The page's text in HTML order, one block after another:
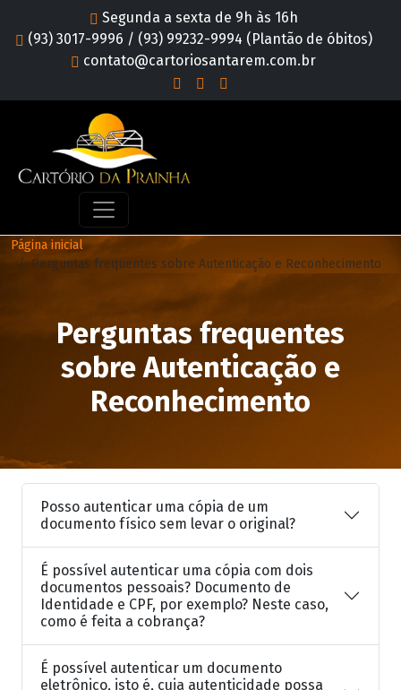
Segunda a sexta de 9h às 16h
(93) 3017-9996 / (93) 99232-9994 (Plantão de óbitos)
contato@cartoriosantarem.com.br
Página inicial
Perguntas frequentes sobre Autenticação e Reconhecimento
Perguntas frequentes
sobre Autenticação e
Reconhecimento
Posso autenticar uma cópia de um
documento físico sem levar o original?
É possível autenticar uma cópia com dois
documentos pessoais? Documento de
Identidade e CPF, por exemplo? Neste caso,
como é feita a cobrança?
É possível autenticar um documento
eletrônico, isto é, cuja autenticidade possa